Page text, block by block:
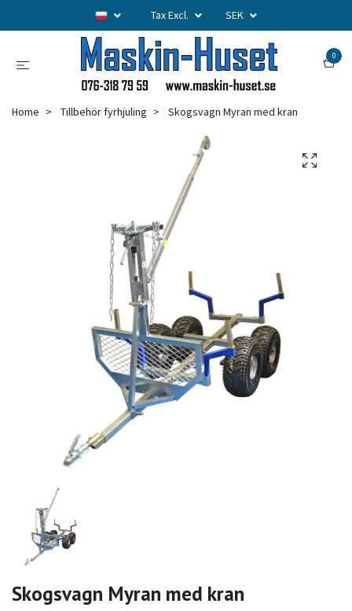
Tax Excl. SEK
0
Home Tillbehör fyrhjuling Skogsvagn Myran med kran
Skogsvagn Myran med kran